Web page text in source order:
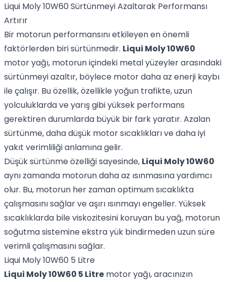
Liqui Moly 10W60 Sürtünmeyi Azaltarak Performansı
Artırır
Bir motorun performansını etkileyen en önemli
faktörlerden biri sürtünmedir. Liqui Moly 10W60
motor yağı, motorun içindeki metal yüzeyler arasındaki
sürtünmeyi azaltır, böylece motor daha az enerji kaybı
ile çalışır. Bu özellik, özellikle yoğun trafikte, uzun
yolculuklarda ve yarış gibi yüksek performans
gerektiren durumlarda büyük bir fark yaratır. Azalan
sürtünme, daha düşük motor sıcaklıkları ve daha iyi
yakıt verimliliği anlamına gelir.
Düşük sürtünme özelliği sayesinde, Liqui Moly 10W60
aynı zamanda motorun daha az ısınmasına yardımcı
olur. Bu, motorun her zaman optimum sıcaklıkta
çalışmasını sağlar ve aşırı ısınmayı engeller. Yüksek
sıcaklıklarda bile viskozitesini koruyan bu yağ, motorun
soğutma sistemine ekstra yük bindirmeden uzun süre
verimli çalışmasını sağlar.
Liqui Moly 10W60 5 Litre
Liqui Moly 10W60 5 Litre motor yağı, aracınızın